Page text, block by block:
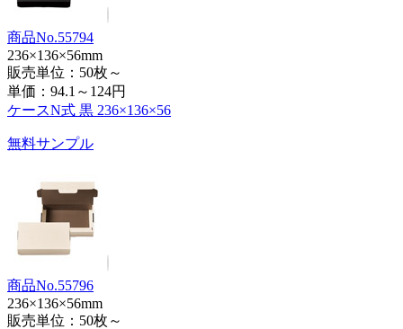
商品No.55794
236×136×56mm
販売単位：50枚～
単価： 94.1～124円
ケースN式 黒 236×136×56
無料サンプル
商品No.55796
236×136×56mm
販売単位：50枚～